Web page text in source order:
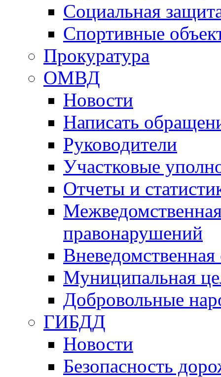
Социальная
Спортивные
Прокуратура
ОМВД
Новости
Написать
Руководители
Участковые
Отчеты и
правонарушений
Вневедомственная
Муниципальная
Добровольные
ГИБДД
Новости
Безопасность